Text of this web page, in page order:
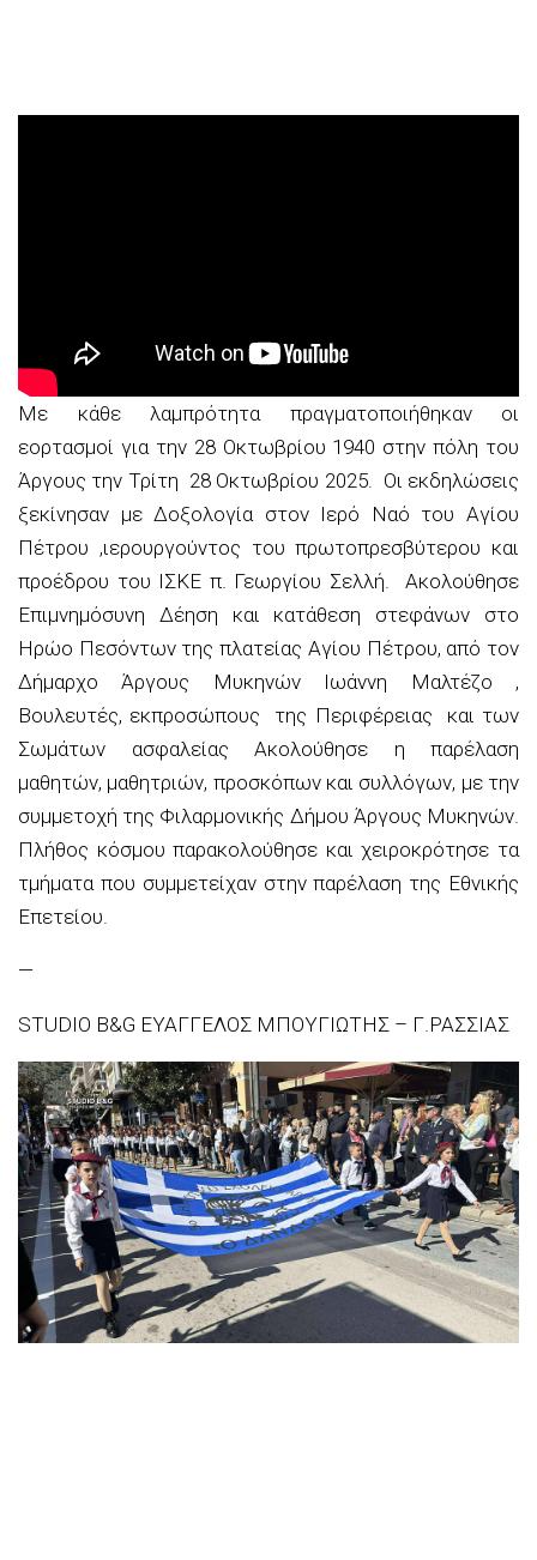
Με κάθε λαμπρότητα πραγματοποιήθηκαν οι
εορτασμοί για την 28 Οκτωβρίου 1940 στην πόλη του
Άργους την Τρίτη 28 Οκτωβρίου 2025. Οι εκδηλώσεις
ξεκίνησαν με Δοξολογία στον Ιερό Ναό του Αγίου
Πέτρου ,ιερουργούντος του πρωτοπρεσβύτερου και
προέδρου του ΙΣΚΕ π. Γεωργίου Σελλή. Ακολούθησε
Επιμνημόσυνη Δέηση και κατάθεση στεφάνων στο
Ηρώο Πεσόντων της πλατείας Αγίου Πέτρου, από τον
Δήμαρχο Άργους Μυκηνών Ιωάννη Μαλτέζο ,
Βουλευτές, εκπροσώπους της Περιφέρειας και των
Σωμάτων ασφαλείας Ακολούθησε η παρέλαση
μαθητών, μαθητριών, προσκόπων και συλλόγων, με την
συμμετοχή της Φιλαρμονικής Δήμου Άργους Μυκηνών.
Πλήθος κόσμου παρακολούθησε και χειροκρότησε τα
τμήματα που συμμετείχαν στην παρέλαση της Εθνικής
Επετείου.
—
STUDIO B&G ΕΥΑΓΓΕΛΟΣ ΜΠΟΥΓΙΩΤΗΣ – Γ.ΡΑΣΣΙΑΣ